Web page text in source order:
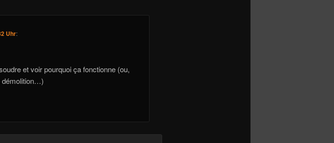
Uhr:
et voir pourquoi ça fonctionne (ou,
démolition…)